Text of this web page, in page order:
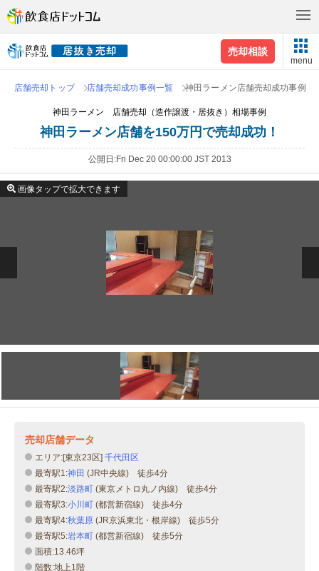
売却相談
menu
店舗売却トップ 店舗売却成功事例一覧 神田ラーメン店舗売却成功事例
神田ラーメン 店舗売却（造作譲渡・居抜き）相場事例
神田ラーメン店舗を150万円で売却成功！
公開日 Fri Dec 20 00:00:00 JST 2013
画像タップで拡大できます
売却店舗データ
エリア:[東京23区] 千代田区
最寄駅1:神田 (JR中央線) 徒歩4分
最寄駅2:淡路町 (東京メトロ丸ノ内線) 徒歩4分
最寄駅3:小川町 (都営新宿線) 徒歩4分
最寄駅4:秋葉原 (JR京浜東北・根岸線) 徒歩5分
最寄駅5:岩本町 (都営新宿線) 徒歩5分
面積:13.46坪
階数:地上1階